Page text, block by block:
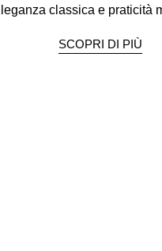
classica e praticità
SCOPRI DI PIÙ